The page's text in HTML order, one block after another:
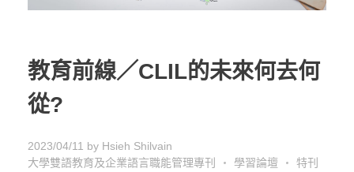
教育前線／CLIL的未來何去何
從?
2023/04/11 by Hsieh Shilvain
大學雙語教育及企業語言職能管理專刊
學習論壇 特刊